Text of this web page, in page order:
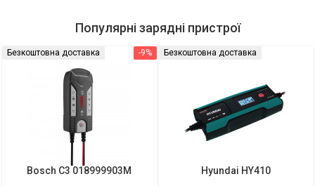
Популярні зарядні пристрої
-9%
Безкоштовна доставка
Bosch C3 018999903M
Безкоштовна доставка
Hyundai HY410